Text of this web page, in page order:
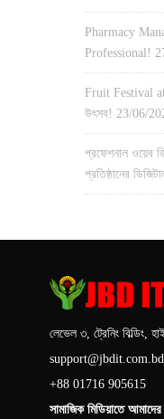
Pharmacy
Professional!
Fruit Festival
উৎসব! 23/06/
প্রফেশনাল ওয়েব
প্রতিষ্ঠানের
লেভেল ৩, ট্রেনিং বিল্ডিং,
support@jbdit.com.bd
+88 01716 905615
সামাজিক মিডিয়াতে